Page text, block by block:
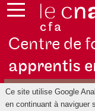
Centre de
apprentis
Ce site utilise Google
en continuant à naviguer